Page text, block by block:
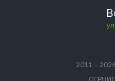
2011 -